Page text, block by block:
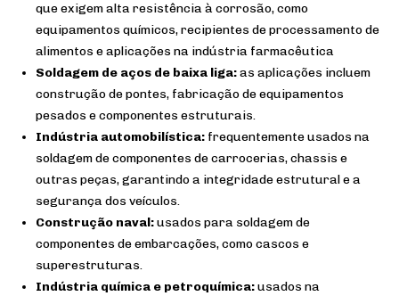
que exigem alta resistência à corrosão, como
equipamentos químicos, recipientes de processamento de
alimentos e aplicações na indústria farmacêutica
Soldagem de aços de baixa liga:as aplicações incluem
construção de pontes, fabricação de equipamentos
pesados e componentes estruturais.
Indústria automobilística: frequentemente usados na
soldagem de componentes de carrocerias, chassis e
outras peças, garantindo a integridade estrutural e a
segurança dos veículos.
Construção naval:usados para soldagem de
componentes de embarcações, como cascos e
superestruturas.
Indústria química e petroquímica:usados na